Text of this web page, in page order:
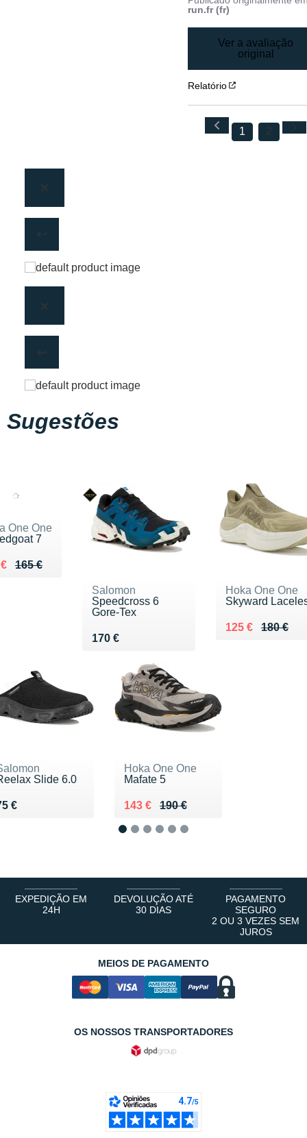
run.fr (fr)
Ver a avaliação
original
Relatório
1 2
Sugestões
One One
7
165 €
de 165 €
122 €
Salomon
Speedcross 6
Gore-Tex
170 €
Vendu 170 €
Hoka One One
Skyward
180 €
Au lieu de 180 €
125 €
Vendu 125 €
Slide 6.0
€ 75 €
Hoka One One
Mafate 5
190 €
Au lieu de 190 €
143 €
Vendu 143 €
EXPEDIÇÃO EM
24H
DEVOLUÇÃO ATÉ
30 DIAS
PAGAMENTO
SEGURO
2 OU 3 VEZES SEM
JUROS
MEIOS DE PAGAMENTO
OS NOSSOS TRANSPORTADORES